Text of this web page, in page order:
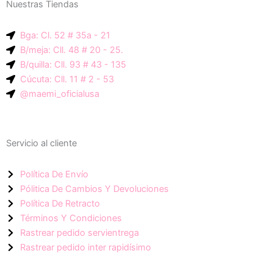
-
i
c
o
n
a
c
e
b
o
o
k
r
a
m
p
p
Nuestras Tiendas
Bga: Cl. 52 # 35a - 21
B/meja: Cll. 48 # 20 - 25.
B/quilla: Cll. 93 # 43 - 135
Cúcuta: Cll. 11 # 2 - 53
@maemi_oficialusa
Servicio al cliente
Política De Envío
Pólitica De Cambios Y Devoluciones
Política De Retracto
Términos Y Condiciones
Rastrear pedido servientrega
Rastrear pedido inter rapidísimo